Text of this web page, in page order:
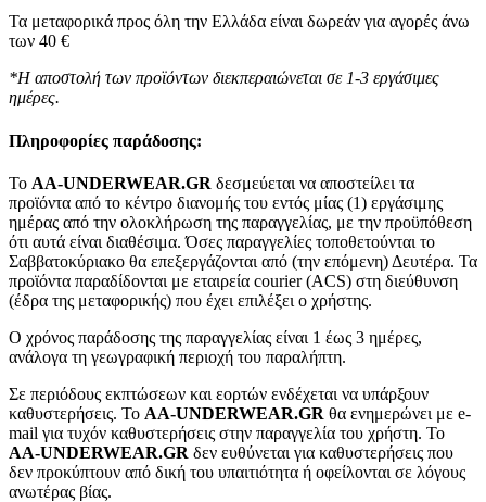
Τα μεταφορικά προς όλη την Ελλάδα είναι δωρεάν για αγορές άνω
των 40 €
*Η αποστολή των προϊόντων διεκπεραιώνεται σε 1-3 εργάσιμες
ημέρες.
Πληροφορίες παράδοσης:
To AA-UNDERWEAR.GR δεσμεύεται να αποστείλει τα
προϊόντα από το κέντρο διανομής του εντός μίας (1) εργάσιμης
ημέρας από την ολοκλήρωση της παραγγελίας, με την προϋπόθεση
ότι αυτά είναι διαθέσιμα. Όσες παραγγελίες τοποθετούνται το
Σαββατοκύριακο θα επεξεργάζονται από (την επόμενη) Δευτέρα. Τα
προϊόντα παραδίδονται με εταιρεία courier (ACS) στη διεύθυνση
(έδρα της μεταφορικής) που έχει επιλέξει ο χρήστης.
Ο χρόνος παράδοσης της παραγγελίας είναι 1 έως 3 ημέρες,
ανάλογα τη γεωγραφική περιοχή του παραλήπτη.
Σε περιόδους εκπτώσεων και εορτών ενδέχεται να υπάρξουν
καθυστερήσεις. Το AA-UNDERWEAR.GR θα ενημερώνει με e-
mail για τυχόν καθυστερήσεις στην παραγγελία του χρήστη. Το
AA-UNDERWEAR.GR δεν ευθύνεται για καθυστερήσεις που
δεν προκύπτουν από δική του υπαιτιότητα ή οφείλονται σε λόγους
ανωτέρας βίας.